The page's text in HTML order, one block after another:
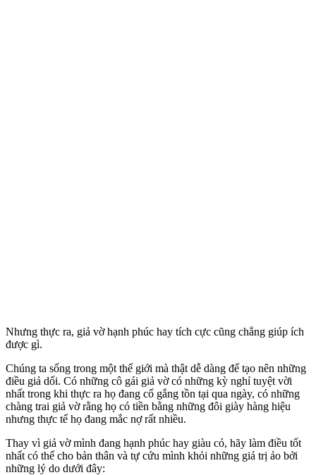
Nhưng thực ra, giả vờ hạnh phúc hay tích cực cũng chẳng giúp ích
được gì.
Chúng ta sống trong một thế giới mà thật dễ dàng để tạo nên những
điều giả dối. Có những cô gái giả vờ có những kỳ nghỉ tuyệt vời
nhất trong khi thực ra họ đang cố gắng tồn tại qua ngày, có những
chàng trai giả vờ rằng họ có tiền bằng những đôi giày hàng hiệu
nhưng thực tế họ đang mắc nợ rất nhiều.
Thay vì giả vờ mình đang hạnh phúc hay giàu có, hãy làm điều tốt
nhất có thể cho bản thân và tự cứu mình khỏi những giá trị ảo bởi
những lý do dưới đây: